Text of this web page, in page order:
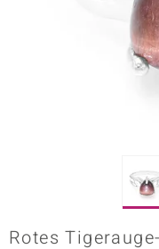
Rotes